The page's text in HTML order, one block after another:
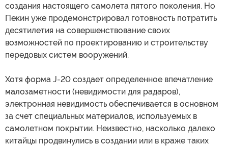
создания настоящего самолета пятого поколения. Но
Пекин уже продемонстрировал готовность потратить
десятилетия на совершенствование своих
возможностей по проектированию и строительству
передовых систем вооружений.
Хотя форма J-20 создает определенное впечатление
малозаметности (невидимости для радаров),
электронная невидимость обеспечивается в основном
за счет специальных материалов, используемых в
самолетном покрытии. Неизвестно, насколько далеко
китайцы продвинулись в создании или в краже таких